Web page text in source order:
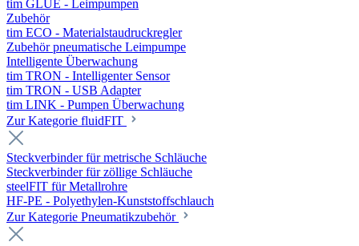
tim GLUE - Leimpumpen
Zubehör
tim ECO - Materialstaudruckregler
Zubehör pneumatische Leimpumpe
Intelligente Überwachung
tim TRON - Intelligenter Sensor
tim TRON - USB Adapter
tim LINK - Pumpen Überwachung
Zur Kategorie fluidFIT
Steckverbinder für metrische Schläuche
Steckverbinder für zöllige Schläuche
steelFIT für Metallrohre
HF-PE - Polyethylen-Kunststoffschlauch
Zur Kategorie Pneumatikzubehör